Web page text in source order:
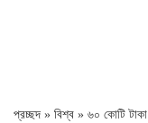
প্রচ্ছদ » বিশ্ব » ৬০ কোটি